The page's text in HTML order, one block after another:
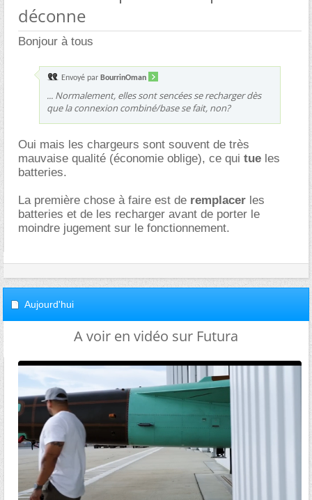
déconne
Bonjour à tous
Envoyé par BourrinOman
... Normalement, elles sont sencées se recharger dès
que la connexion combiné/base se fait, non?
Oui mais les chargeurs sont souvent de très
mauvaise qualité (économie oblige), ce qui tue les
batteries.
La première chose à faire est de remplacer les
batteries et de les recharger avant de porter le
moindre jugement sur le fonctionnement.
Aujourd'hui
A voir en vidéo sur Futura